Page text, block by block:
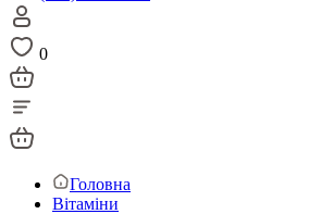
0
Головна
Вітаміни